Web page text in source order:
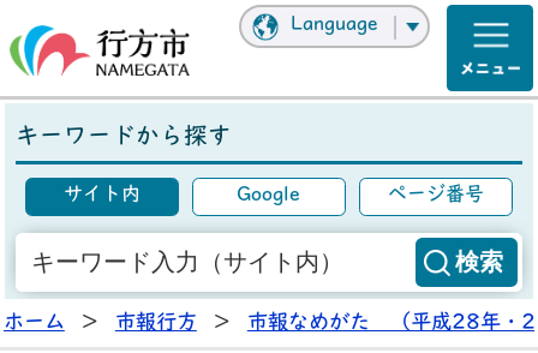
Language
キーワードから探す
サイト内 Google ページ番号
ホーム > 市報行方 > 市報なめがた （平成28年・